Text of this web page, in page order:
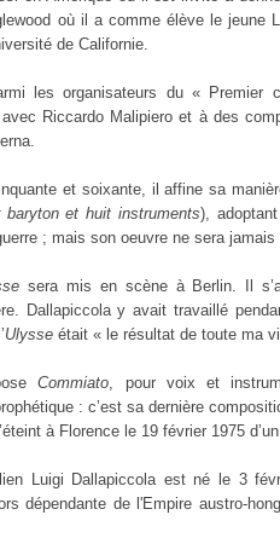
où il a comme élève le jeune
de Californie.
les organisateurs du « Premier
Riccardo Malipiero et à des
et soixante, il affine sa
baryton et huit instruments),
; mais son oeuvre ne sera
sera mis en scène à Berlin. Il
Dallapiccola y avait travaillé
Ulysse était « le résultat de toute ma
Commiato, pour voix et
: c’est sa dernière
à Florence le 19 février 1975
Luigi Dallapiccola est né le 3
dépendante de l'Empire austro-